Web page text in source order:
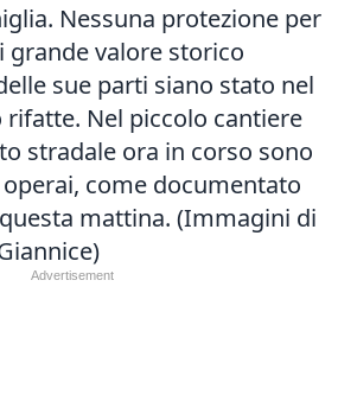
Nessuna protezione per
valore storico
sue parti siano stato nel
Nel piccolo cantiere
stradale ora in corso sono
come documentato
mattina. (Immagini di